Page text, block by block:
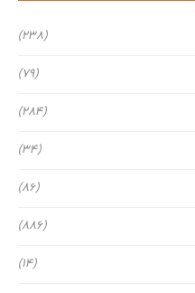
(238)
(79)
(284)
(34)
(86)
(886)
(14)